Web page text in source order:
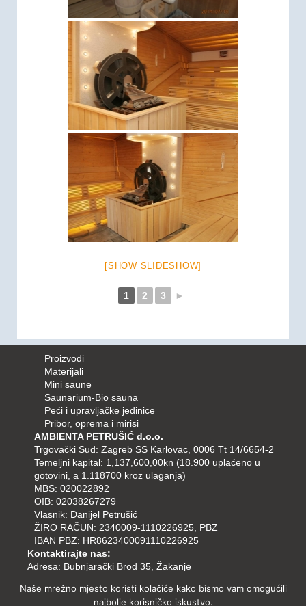
[SHOW SLIDESHOW]
1 2 3 ►
Proizvodi
Materijali
Mini saune
Saunarium-Bio sauna
Peći i upravljačke jedinice
Pribor, oprema i mirisi
AMBIENTA PETRUŠIĆ d.o.o.
Trgovački Sud: Zagreb SS Karlovac, 0006 Tt 14/6654-2
Temeljni kapital: 1,137,600,00kn (18.900 uplaćeno u
gotovini, a 1.118700 kroz ulaganja)
MBS: 020022892
OIB: 02038267279
Vlasnik: Danijel Petrušić
ŽIRO RAČUN: 2340009-1110226925, PBZ
IBAN PBZ: HR8623400091110226925
Kontaktirajte nas:
Adresa: Bubnjarački Brod 35, Žakanje
Mob: 095-9578-733
Naše mrežno mjesto koristi kolačiće kako bismo vam omogućili
najbolje korisničko iskustvo.